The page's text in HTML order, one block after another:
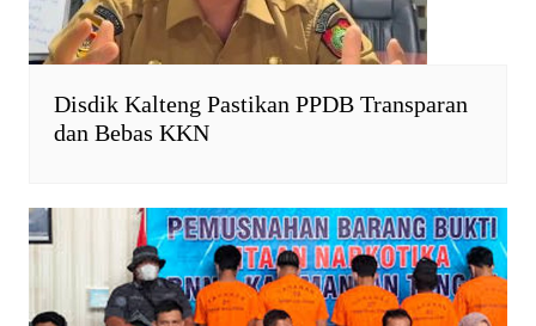
Disdik Kalteng Pastikan PPDB Transparan
dan Bebas KKN